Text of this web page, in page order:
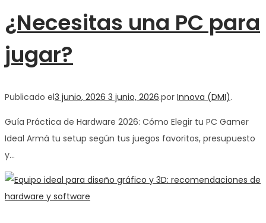
¿Necesitas una PC para
jugar?
Publicado el3 junio, 2026 3 junio, 2026.por Innova (DMI).
Guía Práctica de Hardware 2026: Cómo Elegir tu PC Gamer
Ideal Armá tu setup según tus juegos favoritos, presupuesto
y…